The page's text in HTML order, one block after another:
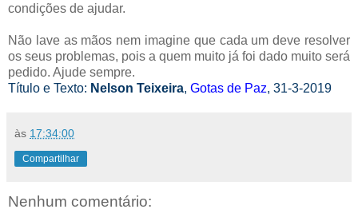
condições de ajudar.
Não lave as mãos nem imagine que cada um deve resolver
os seus problemas, pois a quem muito já foi dado muito será
pedido. Ajude sempre.
Título e Texto: Nelson Teixeira, Gotas de Paz, 31-3-2019
às 17:34:00
Compartilhar
Nenhum comentário: